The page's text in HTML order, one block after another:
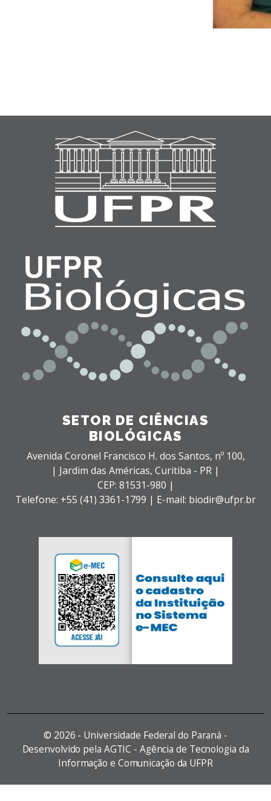
SETOR DE CIÊNCIAS
BIOLÓGICAS
Avenida Coronel Francisco H. dos Santos, nº 100,
| Jardim das Américas, Curitiba - PR |
CEP: 81531-980 |
Telefone: +55 (41) 3361-1799 | E-mail: biodir@ufpr.br
© 2026 - Universidade Federal do Paraná -
Desenvolvido pela AGTIC - Agência de Tecnologia da
Informação e Comunicação da UFPR